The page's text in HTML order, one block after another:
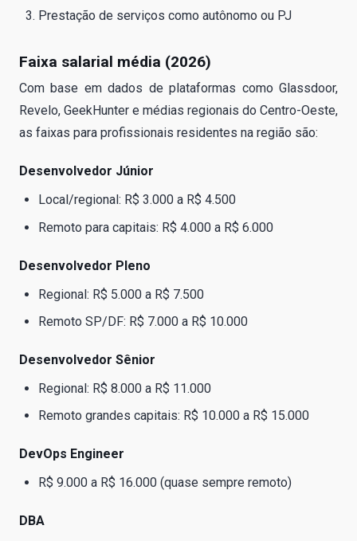
Prestação de serviços como autônomo ou PJ
Faixa salarial média (2026)
Com base em dados de plataformas como Glassdoor,
Revelo, GeekHunter e médias regionais do Centro-Oeste,
as faixas para profissionais residentes na região são:
Desenvolvedor Júnior
Local/regional: R$ 3.000 a R$ 4.500
Remoto para capitais: R$ 4.000 a R$ 6.000
Desenvolvedor Pleno
Regional: R$ 5.000 a R$ 7.500
Remoto SP/DF: R$ 7.000 a R$ 10.000
Desenvolvedor Sênior
Regional: R$ 8.000 a R$ 11.000
Remoto grandes capitais: R$ 10.000 a R$ 15.000
DevOps Engineer
R$ 9.000 a R$ 16.000 (quase sempre remoto)
DBA